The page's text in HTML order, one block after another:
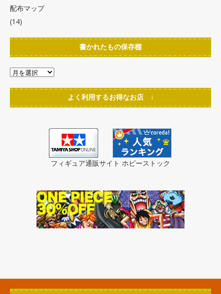
配布マップ
(14)
書かれたもの保存棚
よく利用するお得なお店 ↓
フィギュア通販サイト ホビーストック